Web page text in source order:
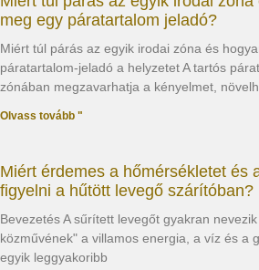
meg egy páratartalom jeladó?
Miért túl párás az egyik irodai zóna és
páratartalom-jeladó a helyzetet A tartós
zónában megzavarhatja a kényelmet,
Olvass tovább "
Miért érdemes a hőmérsékletet és
figyelni a hűtött levegő szárítóban?
Bevezetés A sűrített levegőt gyakran
közművének" a villamos energia, a víz és a
egyik leggyakoribb